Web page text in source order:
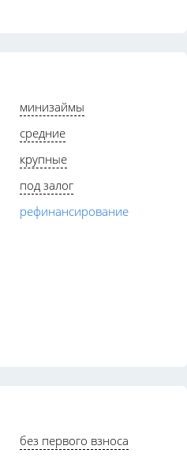
минизаймы
средние
крупные
под залог
рефинансирование
без первого взноса